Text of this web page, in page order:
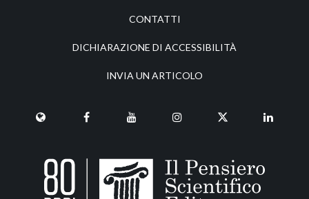
CONTATTI
DICHIARAZIONE DI ACCESSIBILITÀ
INVIA UN ARTICOLO